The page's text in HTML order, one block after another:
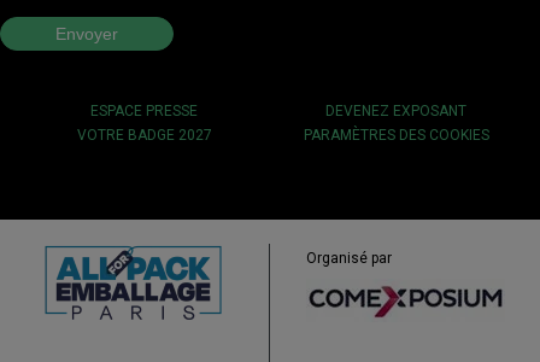
ESPACE PRESSE
DEVENEZ EXPOSANT
VOTRE BADGE 2027
PARAMÈTRES DES COOKIES
Organisé par